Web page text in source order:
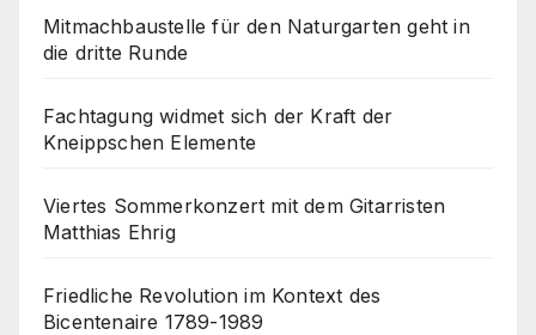
Mitmachbaustelle für den Naturgarten geht in
die dritte Runde
Fachtagung widmet sich der Kraft der
Kneippschen Elemente
Viertes Sommerkonzert mit dem Gitarristen
Matthias Ehrig
Friedliche Revolution im Kontext des
Bicentenaire 1789-1989